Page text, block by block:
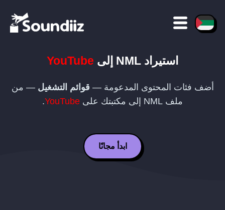
استيراد NML إلى YouTube
أضف فئات المحتوى المدعومة — قوائم التشغيل — من
ملف NML إلى مكتبتك على YouTube
.
ابدأ مجانًا